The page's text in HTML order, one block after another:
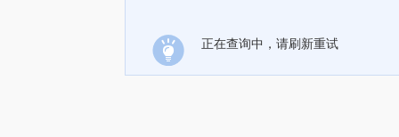
正在查询中，请刷新重试